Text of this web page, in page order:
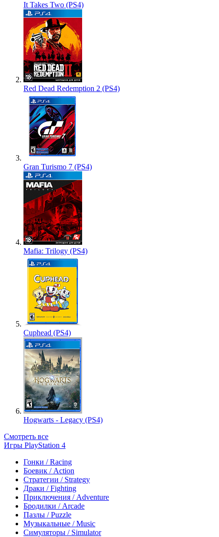
It Takes Two (PS4)
Red Dead Redemption 2 (PS4)
Gran Turismo 7 (PS4)
Mafia: Trilogy (PS4)
Cuphead (PS4)
Hogwarts - Legacy (PS4)
Смотреть все
Игры PlayStation 4
Гонки / Racing
Боевик / Action
Стратегии / Strategy
Драки / Fighting
Приключения / Adventure
Бродилки / Arcade
Пазлы / Puzzle
Музыкальные / Music
Симуляторы / Simulator